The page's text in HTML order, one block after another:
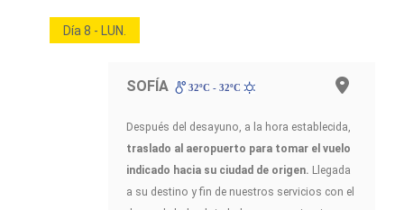
Día 8 - LUN.
SOFÍA 32ºC - 32ºC
Después del desayuno, a la hora establecida,
traslado al aeropuerto para tomar el vuelo
indicado hacia su ciudad de origen. Llegada
a su destino y fin de nuestros servicios con el